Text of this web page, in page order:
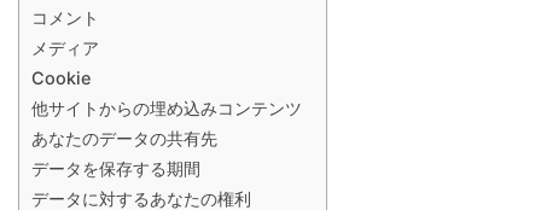
コメント
メディア
Cookie
他サイトからの埋め込みコンテンツ
あなたのデータの共有先
データを保存する期間
データに対するあなたの権利